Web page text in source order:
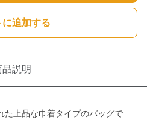
に追加する
品説明
た上品な巾着タイプのバッグで